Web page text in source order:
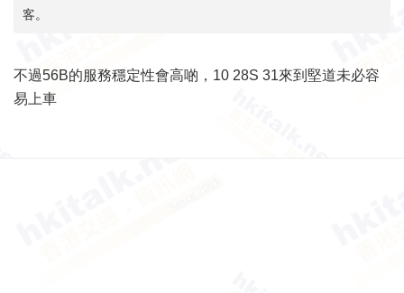
客。
不過56B的服務穩定性會高啲，10 28S 31來到堅道未必容
易上車